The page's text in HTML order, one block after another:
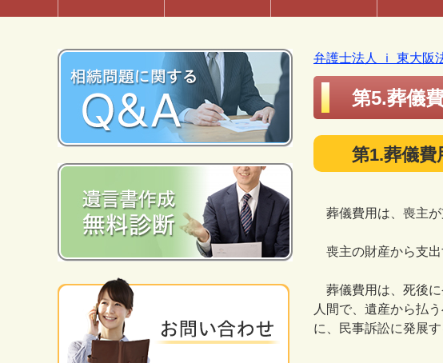
弁護士法人 ｉ 東大
第5.葬儀
第1.葬儀
葬儀費用は、喪主が
喪主の財産から支出
葬儀費用は、死後に
人間で、遺産から払
に、民事訴訟に発展す